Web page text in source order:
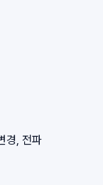
경, 전파